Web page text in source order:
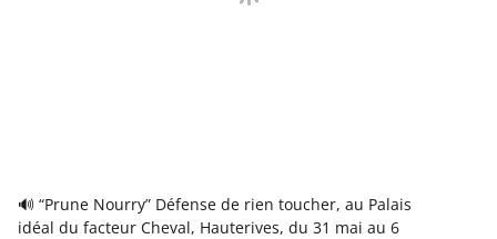
🔊 “Prune Nourry” Défense de rien toucher, au Palais
idéal du facteur Cheval, Hauterives, du 31 mai au 6